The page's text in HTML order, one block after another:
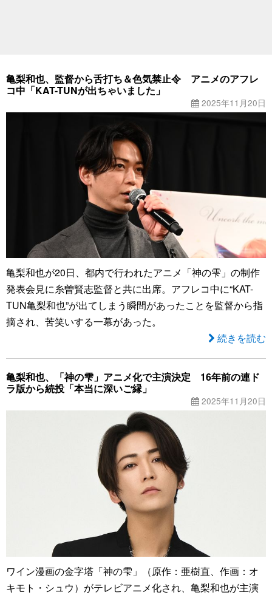
亀梨和也、監督から舌打ち＆色気禁止令 アニメのアフレ
コ中「KAT-TUNが出ちゃいました」
2025年11月20日
亀梨和也が20日、都内で行われたアニメ「神の雫」の制作
発表会見に糸曽賢志監督と共に出席。アフレコ中に“KAT-
TUN亀梨和也”が出てしまう瞬間があったことを監督から指
摘され、苦笑いする一幕があった。
続きを読む
亀梨和也、「神の雫」アニメ化で主演決定 16年前の連ド
ラ版から続投「本当に深いご縁」
2025年11月20日
ワイン漫画の金字塔「神の雫」（原作：亜樹直、作画：オ
キモト・シュウ）がテレビアニメ化され、亀梨和也が主演